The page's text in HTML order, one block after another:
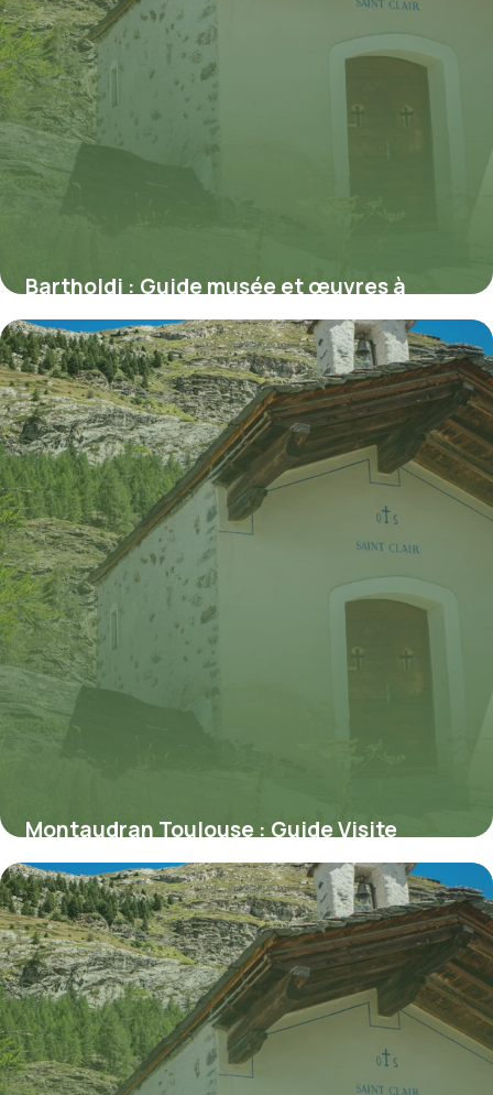
Bartholdi : Guide musée et œuvres à
Colmar 2026
8 juillet 2026
Montaudran Toulouse : Guide Visite
Aéropostale
7 juillet 2026